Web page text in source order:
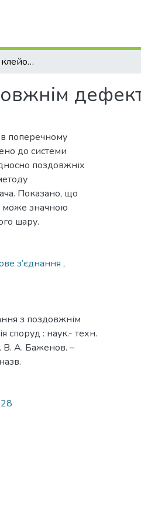
Напружений стан клейового з’єднання з поздовжнім дефектом
поперечному
до системи
поздовжніх
Показано, що
може значною
шару.
з’єднання ,
з поздовжнім
споруд : наук.- техн.
В. А. Баженов. –